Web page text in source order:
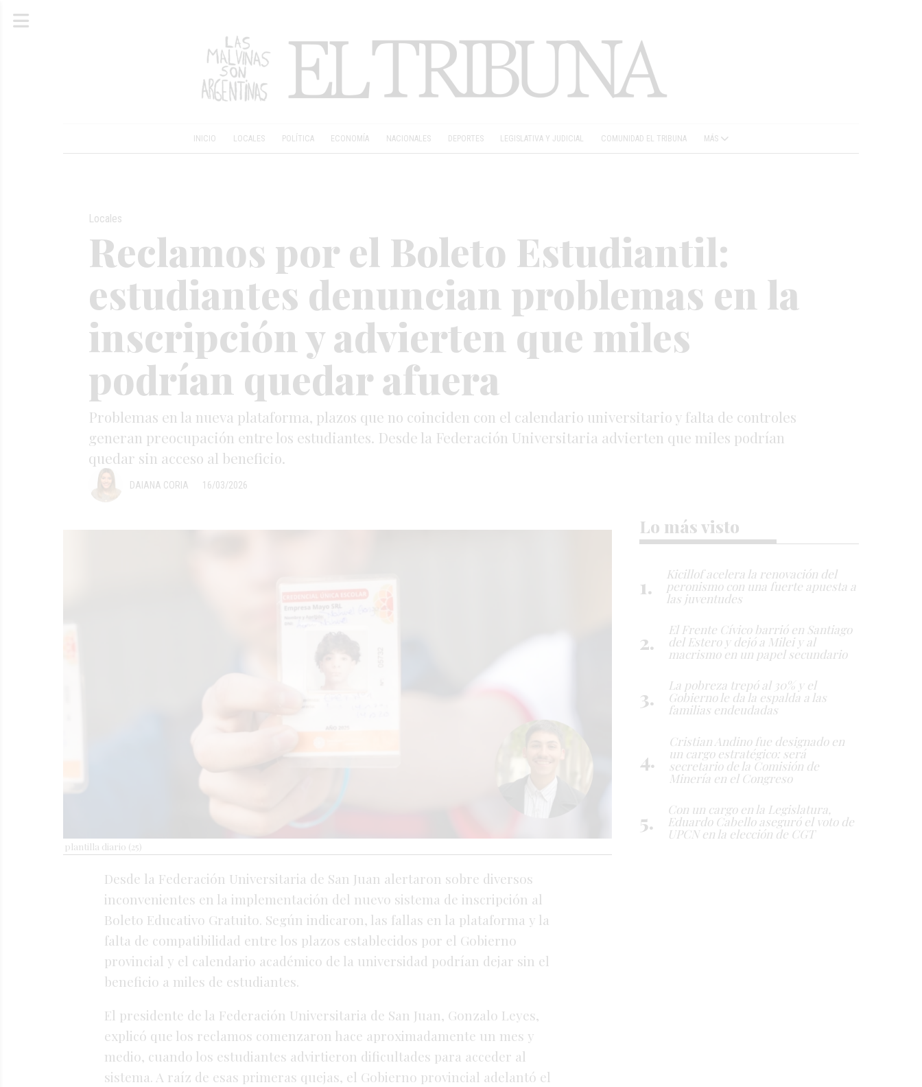
INICIO LOCALES POLÍTICA ECONOMÍA NACIONALES DEPORTES LEGISLATIVA Y JUDICIAL COMUNIDAD EL TRIBUNA MÁS
Reclamos por el Boleto Estudiantil:
estudiantes denuncian problemas en la
inscripción y advierten que miles
podrían quedar afuera
Problemas en la nueva plataforma, plazos que no coinciden con el calendario universitario y falta de controles
generan preocupación entre los estudiantes. Desde la Federación Universitaria advierten que miles podrían
quedar sin acceso al beneficio.
Locales
16/03/2026
DAIANA CORIA
plantilla diario (25)
Desde la Federación Universitaria de San Juan alertaron sobre diversos
inconvenientes en la implementación del nuevo sistema de inscripción al
Boleto Educativo Gratuito. Según indicaron, las fallas en la plataforma y la
falta de compatibilidad entre los plazos establecidos por el Gobierno
provincial y el calendario académico de la universidad podrían dejar sin el
beneficio a miles de estudiantes.
El presidente de la Federación Universitaria de San Juan, Gonzalo Leyes,
explicó que los reclamos comenzaron hace aproximadamente un mes y
medio, cuando los estudiantes advirtieron dificultades para acceder al
sistema. A raíz de esas primeras quejas, el Gobierno provincial adelantó el
Lo más visto
Kicillof acelera la renovación del
peronismo con una fuerte apuesta a
las juventudes
El Frente Cívico barrió en Santiago
del Estero y dejó a Milei y al
macrismo en un papel secundario
La pobreza trepó al 30% y el
Gobierno le da la espalda a las
familias endeudadas
Cristian Andino fue designado en
un cargo estratégico: será
secretario de la Comisión de
Minería en el Congreso
Con un cargo en la Legislatura,
Eduardo Cabello aseguró el voto de
UPCN en la elección de CGT